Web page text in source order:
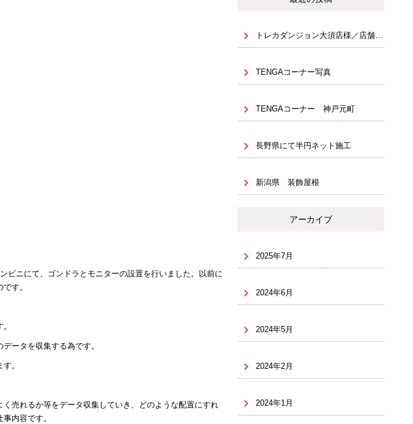
ビニにて、ゴンドラとモニターの設置を行いました。以前に
す。
ータを収集する為です。
。
売れるか等をデータ収集していき、どのような配置にすれ
内容です。
TENGAコーナー写真
TENGAコーナー 神戸元町
長野県にて半円ネット施工
新潟県 装飾屋根
アーカイブ
2025年7月
2024年6月
2024年5月
2024年2月
2024年1月